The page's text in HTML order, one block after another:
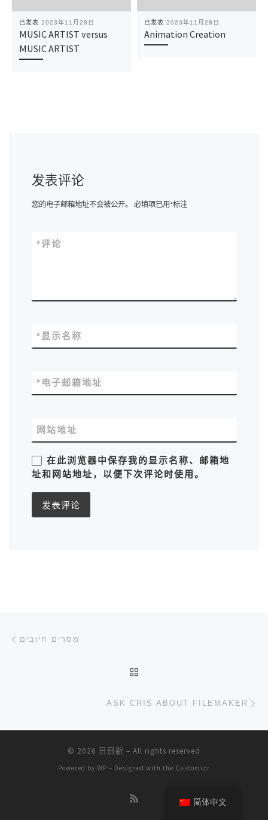
已发表 2023年11月28日
MUSIC ARTIST versus
MUSIC ARTIST
已发表 2023年11月28日
Animation Creation
发表评论
您的电子邮箱地址不会被公开。 必填项已用*标注
评论
*
显示名称
*
电子邮箱地址
*
网站地址
在此浏览器中保存我的显示名称、邮箱地
址和网站地址，以便下次评论时使用。
文章导航
מסרים חיובים
ASK CRIS ABOUT FILEMAKER
© 2026 日日新 – All rights reserved
Powered by WP – Designed with the Customizr
简体中文